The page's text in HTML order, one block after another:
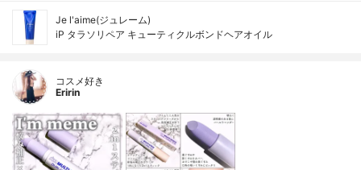
Je l'aime(ジュレーム)
iP タラソリペア キューティクルボンドヘアオイル
コスメ好き
Eririn